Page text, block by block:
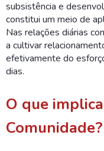
subsistência e
constitui um meio de
Nas relações diárias
a cultivar
efetivamente do
dias.
O que
Comunidade?